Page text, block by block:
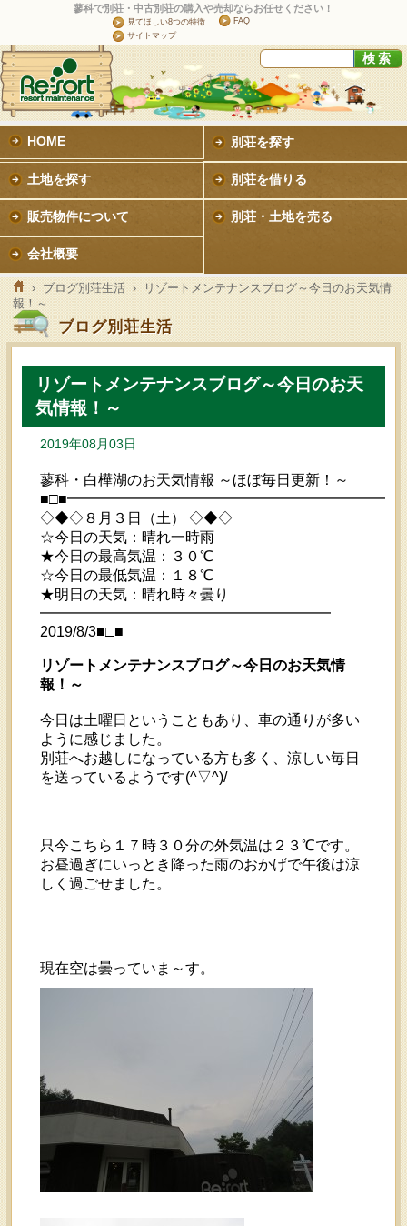
蓼科で別荘・中古別荘の購入や売却ならお任せください！
見てほしい8つの特徴
FAQ
サイトマップ
HOME 別荘を探す
土地を探す 別荘を借りる
販売物件について 別荘・土地を売る
会社概要
›ブログ別荘生活› リゾートメンテナンスブログ～今日のお天気情
報！～
ブログ別荘生活
リゾートメンテナンスブログ～今日のお天
気情報！～
2019年08月03日
蓼科・白樺湖のお天気情報 ～ほぼ毎日更新！～
◇◆◇８月３日（土） ◇◆◇
☆今日の天気：晴れ一時雨
★今日の最高気温：３０℃
☆今日の最低気温：１８℃
★明日の天気：晴れ時々曇り
━━━━━━━━━━━━━━━━━━━━
2019/8/3■□■
リゾートメンテナンスブログ～今日のお天気情
報！～
今日は土曜日ということもあり、車の通りが多い
ように感じました。
別荘へお越しになっている方も多く、涼しい毎日
を送っているようです(^▽^)/
只今こちら１７時３０分の外気温は２３℃です。
お昼過ぎにいっとき降った雨のおかげで午後は涼
しく過ごせました。
現在空は曇っていま～す。